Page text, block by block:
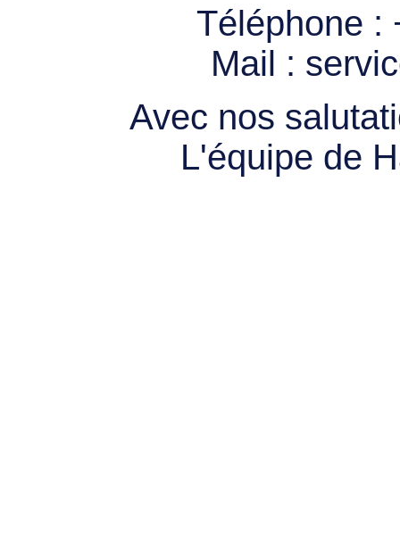
Téléphone :
Mail :
Avec nos
L'équipe de